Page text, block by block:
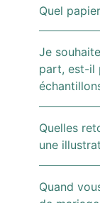
Quel
Je
part, est-il
Quelles
une
Quand